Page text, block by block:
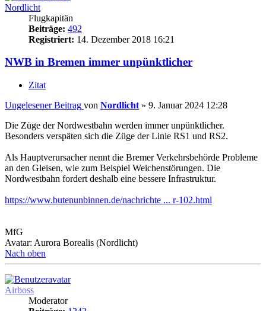
Nordlicht
Flugkapitän
Beiträge: 492
Registriert: 14. Dezember 2018 16:21
NWB in Bremen immer unpünktlicher
Zitat
Ungelesener Beitrag von Nordlicht » 9. Januar 2024 12:28
Die Züge der Nordwestbahn werden immer unpünktlicher.
Besonders verspäten sich die Züge der Linie RS1 und RS2.
Als Hauptverursacher nennt die Bremer Verkehrsbehörde Probleme
an den Gleisen, wie zum Beispiel Weichenstörungen. Die
Nordwestbahn fordert deshalb eine bessere Infrastruktur.
https://www.butenunbinnen.de/nachrichte ... r-102.html
MfG
Avatar: Aurora Borealis (Nordlicht)
Nach oben
Airboss
Moderator